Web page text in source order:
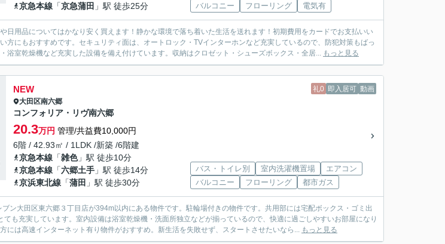
京急本線 「京急蒲田 」駅 徒歩25分
バルコニー
フローリング 電気有
日用品についてはかなり安く買えます！静かな環境で落ち着いた生活を送れます！初期費用をカードでお支払いい
方にもおすすめです。セキュリティ面は、オートロック・TVインターホンなど充実しているので、防犯対策もばっ
浴室乾燥機など充実した設備を備え付けています。収納はクロゼット・シューズボックス・全居... もっと見る
礼0 即入居可 動画
NEW
大田区南六郷
コンフォリア・リヴ南六郷
20.3万円 管理/共益費10,000円
6階 / 42.93㎡ / 1LDK /新築 /6階建
京急本線 「雑色」駅 徒歩10分
京急本線 「六郷土手 」駅 徒歩14分
京浜東北線 「蒲田 」駅 徒歩30分
バス・トイレ別 室内洗濯機置場
エアコン
バルコニー
フローリング 都市ガス
ン大田区東六郷３丁目店が394m以内にある物件です。駐輪場付きの物件です。共用部には宅配ボックス・ゴミ出
ても充実しています。室内設備は浴室乾燥機・洗面所独立などが揃っているので、快適に過ごしやすいお部屋になり
には高速インターネット有り物件がおすすめ。新生活を失敗せず、スタートさせたいなら... もっと見る